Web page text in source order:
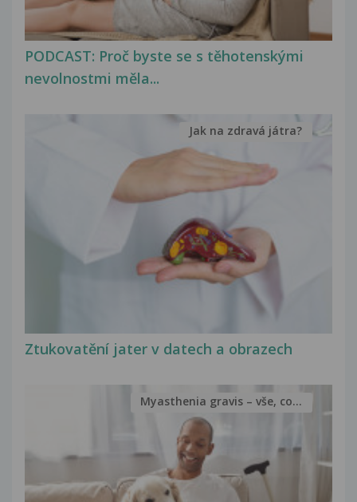
PODCAST: Proč byste se s těhotenskými
nevolnostmi měla...
Ztukovatění jater v datech a obrazech
Jak na zdravá játra?
Myasthenia gravis – vše, co...